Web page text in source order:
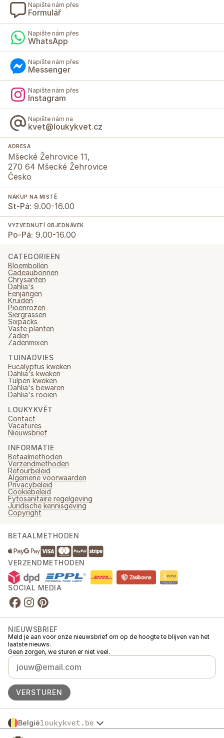
Napište nám přes
Formulář
Napište nám přes
WhatsApp
Napište nám přes
Messenger
Napište nám přes
Instagram
Napište nám na
kvet@loukykvet.cz
ADRESA
Mšecké Žehrovice 11,
270 64 Mšecké Žehrovice
Česko
NÁKUP NA MÍSTĚ
St-Pá: 9.00-16.00
VYZVEDNUTÍ OBJEDNÁVEK
Po-Pá: 9.00-16.00
CATEGORIEËN
Bloembollen
Cadeaubonnen
Chrysanten
Dahlia's
Eenjarigen
Kruiden
Pioenrozen
Siergrassen
Sixpacks
Vaste planten
Zaden
Zadenmixen
TUINADVIES
Eucalyptus kweken
Dahlia's kweken
Tulpen kweken
Dahlia's bewaren
Dahlia's rooien
LOUKYKVĚT
Contact
Vacatures
Nieuwsbrief
INFORMATIE
Betaalmethoden
Verzendmethoden
Retourbeleid
Algemene voorwaarden
Privacybeleid
Cookiebeleid
Fytosanitaire regelgeving
Juridische kennisgeving
Copyright
BETAALMETHODEN
VERZENDMETHODEN
SOCIAL MEDIA
NIEUWSBRIEF
Meld je aan voor onze nieuwsbrief om op de hoogte te blijven van het
laatste nieuws.
Geen zorgen, we sturen er niet veel.
VERSTUREN
Belgiëloukykvet.be